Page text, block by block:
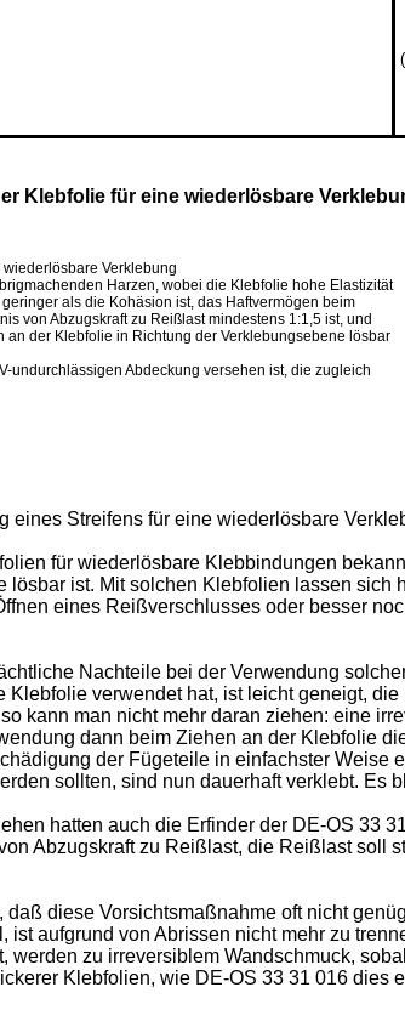
Klebfolie für eine wiederlösbare
Verklebung
Harzen, wobei die Klebfolie hohe Elastizität
als die Kohäsion ist, das Haftvermögen beim
von Abzugskraft zu Reißlast mindestens 1:1,5 ist, und
der Klebfolie in Richtung der Verklebungsebene lösbar
undurchlässigen Abdeckung versehen ist, die zugleich
eines Streifens für eine wiederlösbare
für wiederlösbare Klebbindungen
lösbar ist. Mit solchen Klebfolien lassen
eines Reißverschlusses oder besser
Nachteile bei der Verwendung
Klebfolie verwendet hat, ist leicht geneigt,
kann man nicht mehr daran ziehen: eine
dann beim Ziehen an der Klebfolie
der Fügeteile in einfachster
sollten, sind nun dauerhaft verklebt. Es
hatten auch die Erfinder der DE-OS 33
Abzugskraft zu Reißlast, die Reißlast
daß diese Vorsichtsmaßnahme oft nicht
aufgrund von Abrissen nicht mehr zu
werden zu irreversiblem Wandschmuck,
Klebfolien, wie DE-OS 33 31 016 dies